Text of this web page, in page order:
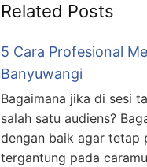
Related Posts
5 Cara Profesional
Banyuwangi
Bagaimana jika di sesi
salah satu audiens?
dengan baik agar tetap
tergantung pada